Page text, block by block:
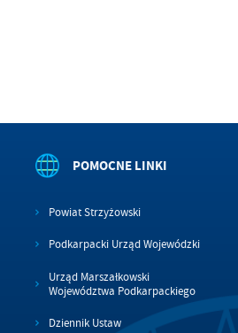
POMOCNE LINKI
Powiat Strzyżowski
Podkarpacki Urząd Wojewódzki
Urząd Marszałkowski
Województwa Podkarpackiego
Dziennik Ustaw